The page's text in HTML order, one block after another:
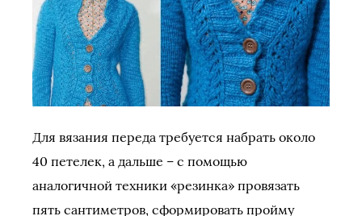
Для вязания переда требуется набрать около
40 петелек, а дальше – с помощью
аналогичной техники «резинка» провязать
пять сантиметров, сформировать пройму